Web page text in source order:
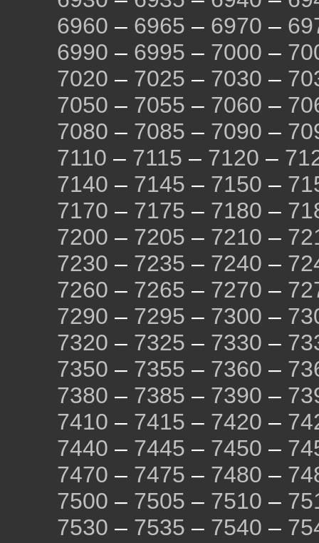
6960 – 6965 – 6970 –
6990 – 6995 – 7000 –
7020 – 7025 – 7030 –
7050 – 7055 – 7060 –
7080 – 7085 – 7090 –
7110 – 7115 – 7120 –
7140 – 7145 – 7150 –
7170 – 7175 – 7180 –
7200 – 7205 – 7210 –
7230 – 7235 – 7240 –
7260 – 7265 – 7270 –
7290 – 7295 – 7300 –
7320 – 7325 – 7330 –
7350 – 7355 – 7360 –
7380 – 7385 – 7390 –
7410 – 7415 – 7420 –
7440 – 7445 – 7450 –
7470 – 7475 – 7480 –
7500 – 7505 – 7510 –
7530 – 7535 – 7540 –